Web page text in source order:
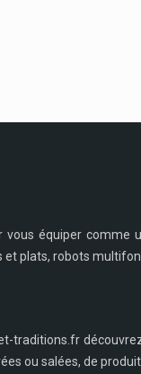
équiper comme
plats, robots
traditions.fr
ou salées, de